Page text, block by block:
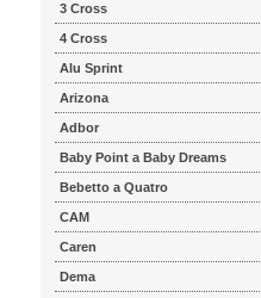
3 Cross
4 Cross
Alu Sprint
Arizona
Adbor
Baby Point a Baby Dreams
Bebetto a Quatro
CAM
Caren
Dema